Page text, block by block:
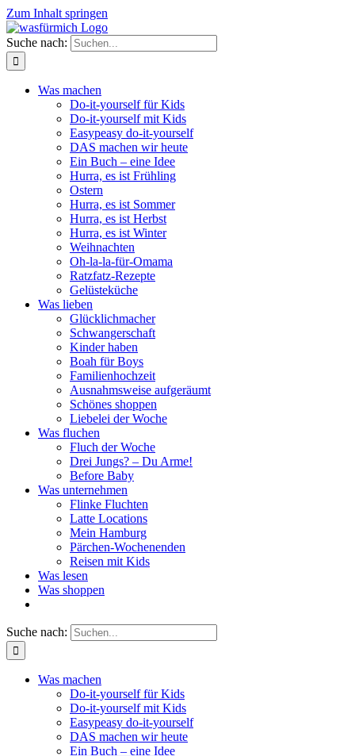
Zum Inhalt springen
Suche nach:
Was machen
Do-it-yourself für Kids
Do-it-yourself mit Kids
Easypeasy do-it-yourself
DAS machen wir heute
Ein Buch – eine Idee
Hurra, es ist Frühling
Ostern
Hurra, es ist Sommer
Hurra, es ist Herbst
Hurra, es ist Winter
Weihnachten
Oh-la-la-für-Omama
Ratzfatz-Rezepte
Gelüsteküche
Was lieben
Glücklichmacher
Schwangerschaft
Kinder haben
Boah für Boys
Familienhochzeit
Ausnahmsweise aufgeräumt
Schönes shoppen
Liebelei der Woche
Was fluchen
Fluch der Woche
Drei Jungs? – Du Arme!
Before Baby
Was unternehmen
Flinke Fluchten
Latte Locations
Mein Hamburg
Pärchen-Wochenenden
Reisen mit Kids
Was lesen
Was shoppen
Suche nach:
Was machen
Do-it-yourself für Kids
Do-it-yourself mit Kids
Easypeasy do-it-yourself
DAS machen wir heute
Ein Buch – eine Idee